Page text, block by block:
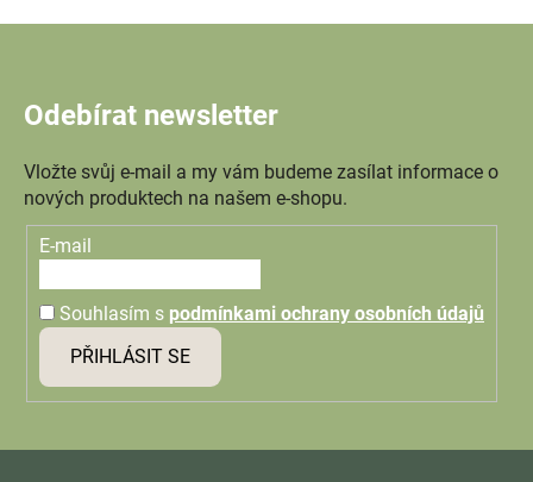
Odebírat newsletter
Vložte svůj e-mail a my vám budeme zasílat informace o
nových produktech na našem e-shopu.
E-mail
Souhlasím s podmínkami ochrany osobních údajů
PŘIHLÁSIT SE